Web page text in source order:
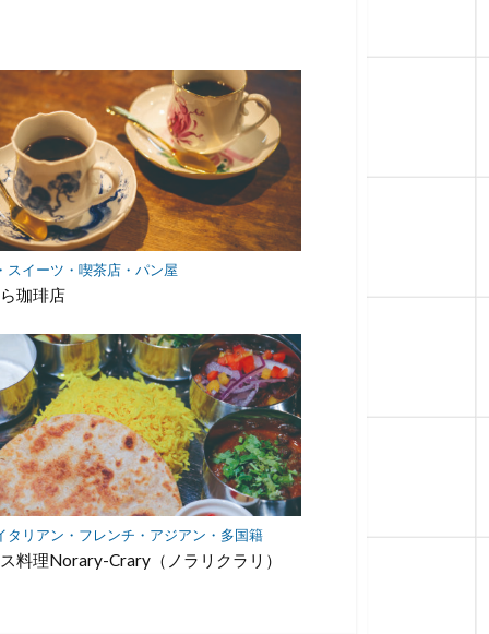
スイーツ・喫茶店・パン屋
珈琲店
タリアン・フレンチ・アジアン・多国籍
料理Norary-Crary（ノラリクラリ）